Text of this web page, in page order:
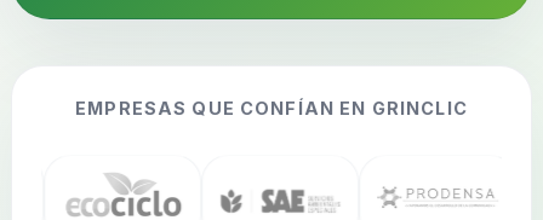
EMPRESAS QUE CONFÍAN EN GRINCLIC